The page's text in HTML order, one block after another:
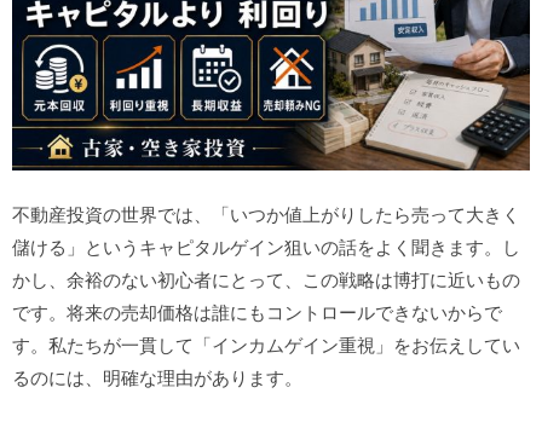
不動産投資の世界では、「いつか値上がりしたら売って大きく
儲ける」というキャピタルゲイン狙いの話をよく聞きます。し
かし、余裕のない初心者にとって、この戦略は博打に近いもの
です。将来の売却価格は誰にもコントロールできないからで
す。私たちが一貫して「インカムゲイン重視」をお伝えしてい
るのには、明確な理由があります。